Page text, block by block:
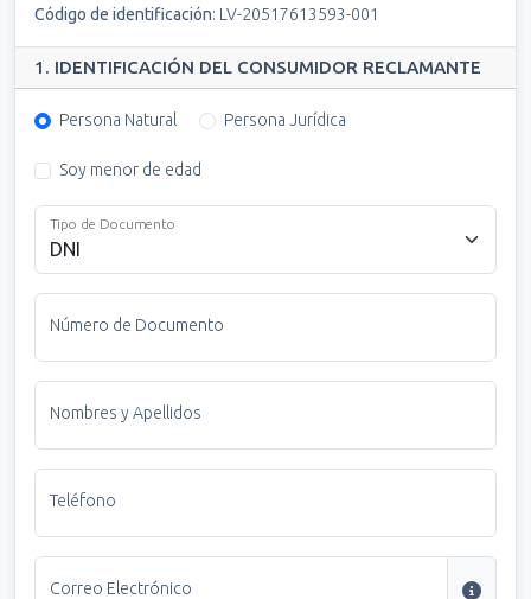
Código de identificación: LV-20517613593-001
1. IDENTIFICACIÓN DEL CONSUMIDOR RECLAMANTE
Persona Natural Persona Jurídica
Soy menor de edad
Tipo de Documento
Número de Documento
Nombres y Apellidos
Teléfono
Correo Electrónico